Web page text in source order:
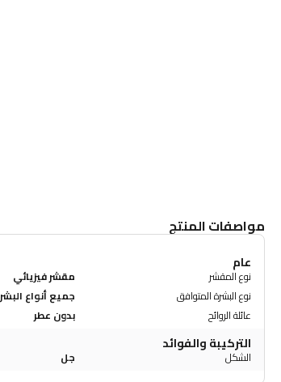
مواصفات المنتج
عام
نوع المقشر مقشر فيزيائي
نوع البشرة المتوافق
جميع أنواع
عائلة الروائح
بدون عطر
التركيبة والفوائد
الشكل جل